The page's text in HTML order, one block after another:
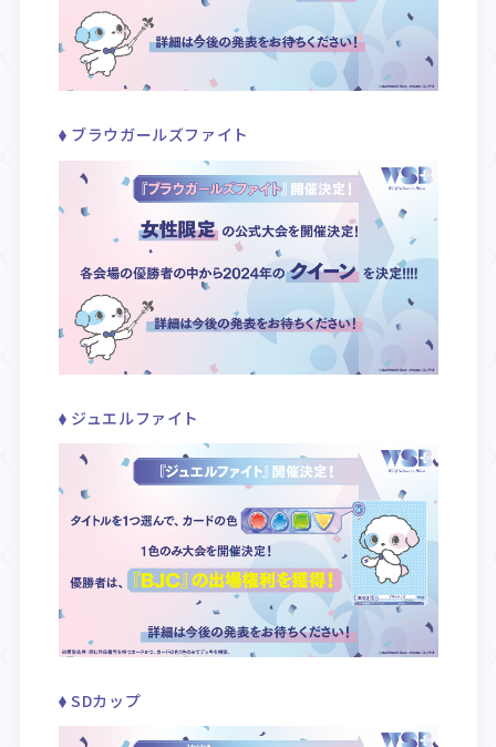
ブラウガールズファイト
ジュエルファイト
SDカップ